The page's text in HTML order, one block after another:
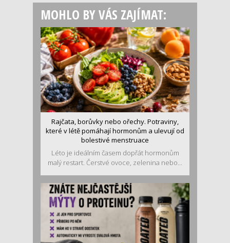
MOHLO BY VÁS ZAJÍMAT:
Rajčata, borůvky nebo ořechy. Potraviny,
které v létě pomáhají hormonům a ulevují od
bolestivé menstruace
Léto je ideálním časem dopřát hormonům
malý restart. Čerstvé ovoce, zelenina nebo...